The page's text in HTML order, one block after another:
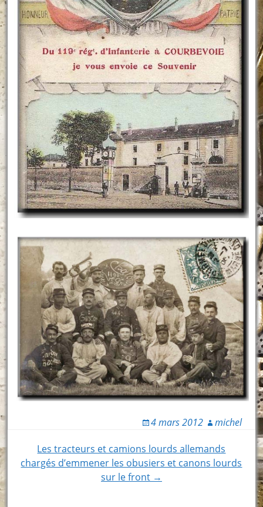
4 mars 2012 michel
Post
navigation
Les tracteurs et camions lourds allemands
chargés d’emmener les obusiers et canons lourds
sur le front →